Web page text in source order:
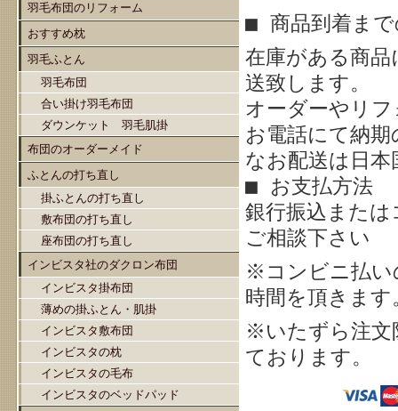
羽毛布団のリフォーム
おすすめ枕
羽毛ふとん
羽毛布団
合い掛け羽毛布団
ダウンケット 羽毛肌掛
布団のオーダーメイド
ふとんの打ち直し
掛ふとんの打ち直し
敷布団の打ち直し
座布団の打ち直し
インビスタ社のダクロン布団
インビスタ掛布団
薄めの掛ふとん・肌掛
インビスタ敷布団
インビスタの枕
インビスタの毛布
インビスタのベッドパッド
■ 商品到着ま
在庫がある商
送致します。
オーダーやリ
お電話にて納
なお配送は日
■ お支払方法
銀行振込また
ご相談下さい
※ コンビニ払
時間を頂きます
※いたずら注文
ております。